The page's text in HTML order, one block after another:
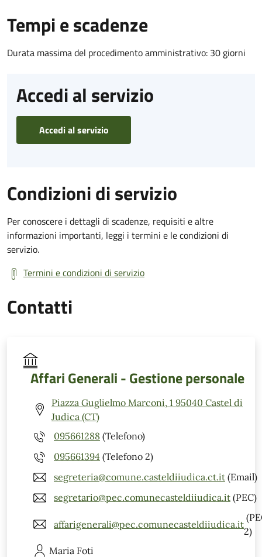
Tempi e scadenze
Durata massima del procedimento amministrativo: 30 giorni
Accedi al servizio
Accedi al servizio
Condizioni di servizio
Per conoscere i dettagli di scadenze, requisiti e altre
informazioni importanti, leggi i termini e le condizioni di
servizio.
Termini e condizioni di servizio
Contatti
Affari Generali - Gestione personale
Piazza Guglielmo Marconi, 1 95040 Castel di
Judica (CT)
095661288 (Telefono)
095661394 (Telefono 2)
segreteria@comune.casteldiiudica.ct.it (Email)
segretario@pec.comunecasteldiiudica.it (PEC)
affarigenerali@pec.comunecasteldiiudica.it
2)
Maria Foti